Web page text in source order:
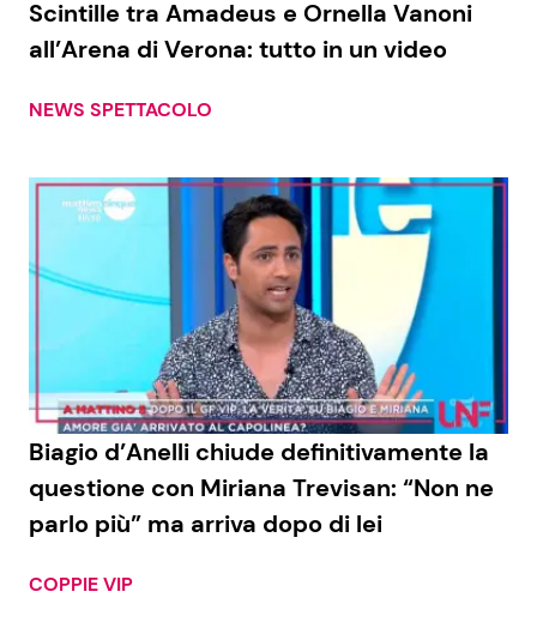
Chi siamo
Disclaimer e Privacy
Redazione
Contattaci
Pubblicità
Privacy Policy
Scintille tra Amadeus e Ornella Vanoni
all’Arena di Verona: tutto in un video
NEWS SPETTACOLO
Biagio d’Anelli chiude definitivamente la
questione con Miriana Trevisan: “Non ne
parlo più” ma arriva dopo di lei
COPPIE VIP